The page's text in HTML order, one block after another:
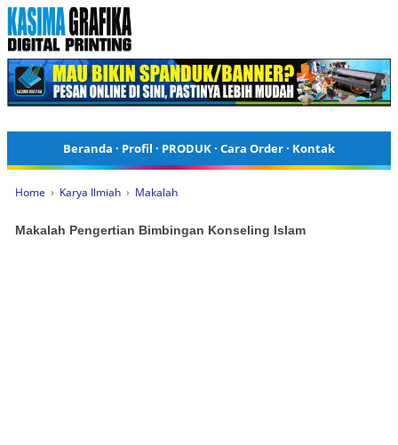
Beranda · Profil · PRODUK· Cara Order· Kontak
Home › Karya Ilmiah › Makalah
Makalah Pengertian Bimbingan Konseling Islam